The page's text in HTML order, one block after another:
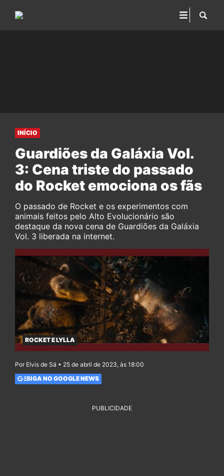
INÍCIO
Guardiões da Galáxia Vol.
3: Cena triste do passado
do Rocket emociona os fãs
O passado de Rocket e os experimentos com
animais feitos pelo Alto Evolucionário são
destaque da nova cena de Guardiões da Galáxia
Vol. 3 liberada na internet.
ROCKET E LYLLA
Por Elvis de Sá • 25 de abril de 2023, às 18:00
SIGA NO GOOGLE NEWS
PUBLICIDADE